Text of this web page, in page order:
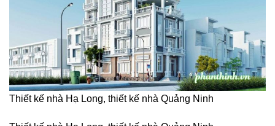
Thiết kế nhà Hạ Long, thiết kế nhà Quảng Ninh